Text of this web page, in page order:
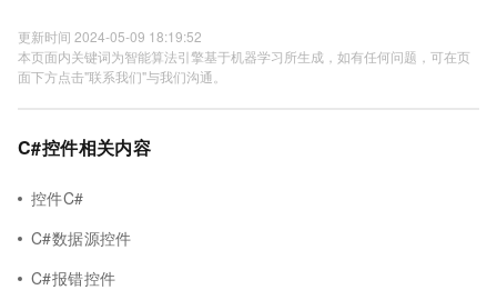
更新时间 2024-05-09 18:19:52
本页面内关键词为智能算法引擎基于机器学习所生成，如有任何问题，可在页
面下方点击"联系我们"与我们沟通。
C#控件相关内容
控件C#
C#数据源控件
C#报错控件